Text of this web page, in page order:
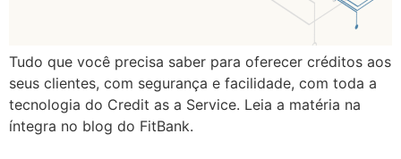
Tudo que você precisa saber para oferecer créditos aos
seus clientes, com segurança e facilidade, com toda a
tecnologia do Credit as a Service. Leia a matéria na
íntegra no blog do FitBank.